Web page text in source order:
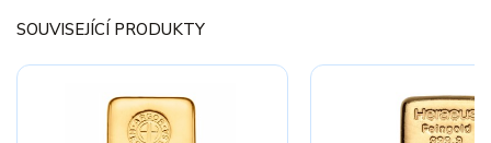
SOUVISEJÍCÍ PRODUKTY